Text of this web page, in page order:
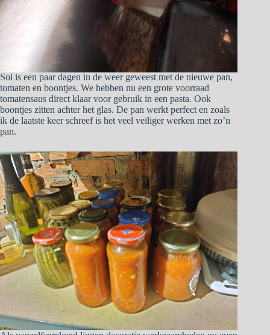
Sol is een paar dagen in de weer geweest met de nieuwe pan,
tomaten en boontjes. We hebben nu een grote voorraad
tomatensaus direct klaar voor gebruik in een pasta. Ook
boontjes zitten achter het glas. De pan werkt perfect en zoals
ik de laatste keer schreef is het veel veiliger werken met zo’n
pan.